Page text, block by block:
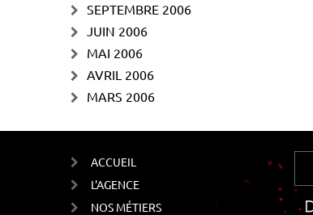
SEPTEMBRE 2006
JUIN 2006
MAI 2006
AVRIL 2006
MARS 2006
ACCUEIL
L'AGENCE
NOS MÉTIERS